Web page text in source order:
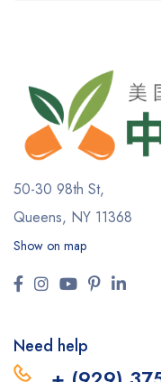
50-30 98th St,
Queens, NY 11368
Show on map
Need help